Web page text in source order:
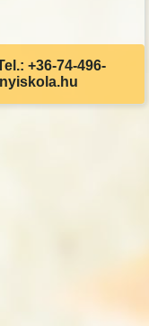
+36-74-496-